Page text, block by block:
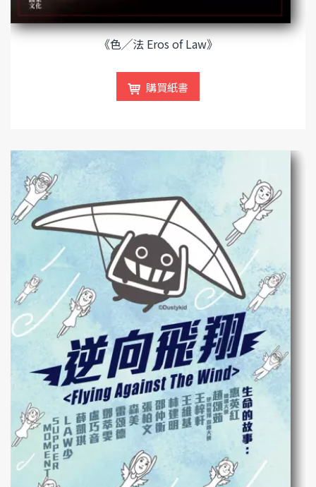
《色╱法 Eros of Law》
購買紙書